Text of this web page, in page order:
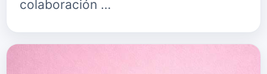
colaboración …